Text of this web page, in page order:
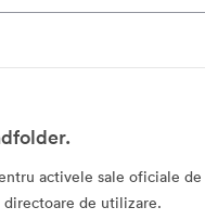
activele sale oficiale de
de utilizare.